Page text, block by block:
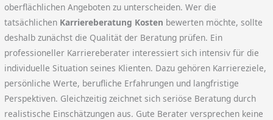
oberflächlichen Angeboten zu unterscheiden. Wer die
tatsächlichen Karriereberatung Kosten bewerten möchte, sollte
deshalb zunächst die Qualität der Beratung prüfen. Ein
professioneller Karriereberater interessiert sich intensiv für die
individuelle Situation seines Klienten. Dazu gehören Karriereziele,
persönliche Werte, berufliche Erfahrungen und langfristige
Perspektiven. Gleichzeitig zeichnet sich seriöse Beratung durch
realistische Einschätzungen aus. Gute Berater versprechen keine